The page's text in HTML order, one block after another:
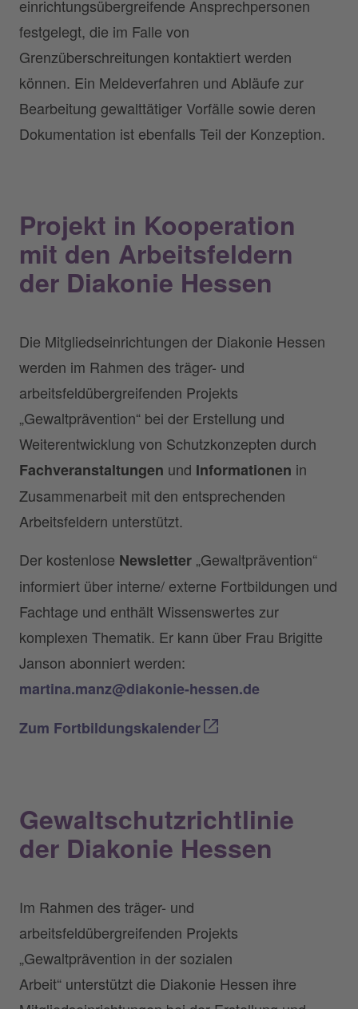
einrichtungsübergreifende Ansprechpersonen
festgelegt, die im Falle von
Grenzüberschreitungen kontaktiert werden
können. Ein Meldeverfahren und Abläufe zur
Bearbeitung gewalttätiger Vorfälle sowie deren
Dokumentation ist ebenfalls Teil der Konzeption.
Projekt in Kooperation
mit den Arbeitsfeldern
der Diakonie Hessen
Die Mitgliedseinrichtungen der Diakonie Hessen
werden im Rahmen des träger- und
arbeitsfeldübergreifenden Projekts
„Gewaltprävention“ bei der Erstellung und
Weiterentwicklung von Schutzkonzepten durch
Fachveranstaltungen und Informationen in
Zusammenarbeit mit den entsprechenden
Arbeitsfeldern unterstützt.
Der kostenlose Newsletter „Gewaltprävention“
informiert über interne/ externe Fortbildungen und
Fachtage und enthält Wissenswertes zur
komplexen Thematik. Er kann über Frau Brigitte
Janson abonniert werden:
martina.manz@diakonie-hessen.de
Zum Fortbildungskalender
Gewaltschutzrichtlinie
der Diakonie Hessen
Im Rahmen des träger- und
arbeitsfeldübergreifenden Projekts
„Gewaltprävention in der sozialen
Arbeit“ unterstützt die Diakonie Hessen ihre